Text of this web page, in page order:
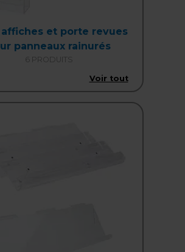
et porte revues
panneaux rainurés
6 PRODUITS
Voir tout